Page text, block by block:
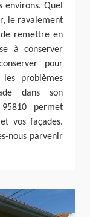
environs. Quel
le ravalement
remettre en
à conserver
pour
problèmes
dans son
permet
vos façades.
nous parvenir